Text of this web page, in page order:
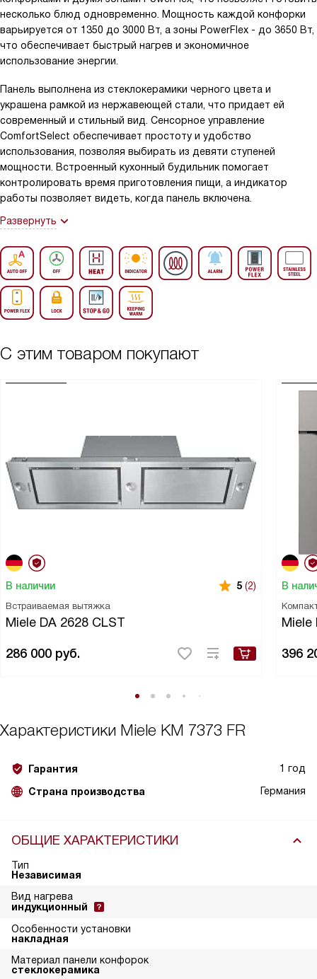
несколько блюд одновременно. Мощность каждой конфорки
варьируется от 1350 до 3000 Вт, а зоны PowerFlex - до 3650 Вт,
что обеспечивает быстрый нагрев и экономичное
использование энергии.
Панель выполнена из стеклокерамики черного цвета и
украшена рамкой из нержавеющей стали, что придает ей
современный и стильный вид. Сенсорное управление
ComfortSelect обеспечивает простоту и удобство
использования, позволяя выбирать из девяти ступеней
мощности. Встроенный кухонный будильник помогает
контролировать время приготовления пищи, а индикатор
работы позволяет видеть, когда панель включена.
Развернуть
С этим товаром покупают
В наличии 5 (2)
Встраиваемая вытяжка
Miele DA 2628 CLST
286 000 руб.
В
Miele
396
Характеристики Miele KM 7373 FR
Гарантия 1 год
Страна производства Германия
ОБЩИЕ ХАРАКТЕРИСТИКИ
Тип
Независимая
Вид нагрева
индукционный
Особенности установки
накладная
Материал панели конфорок
стеклокерамика